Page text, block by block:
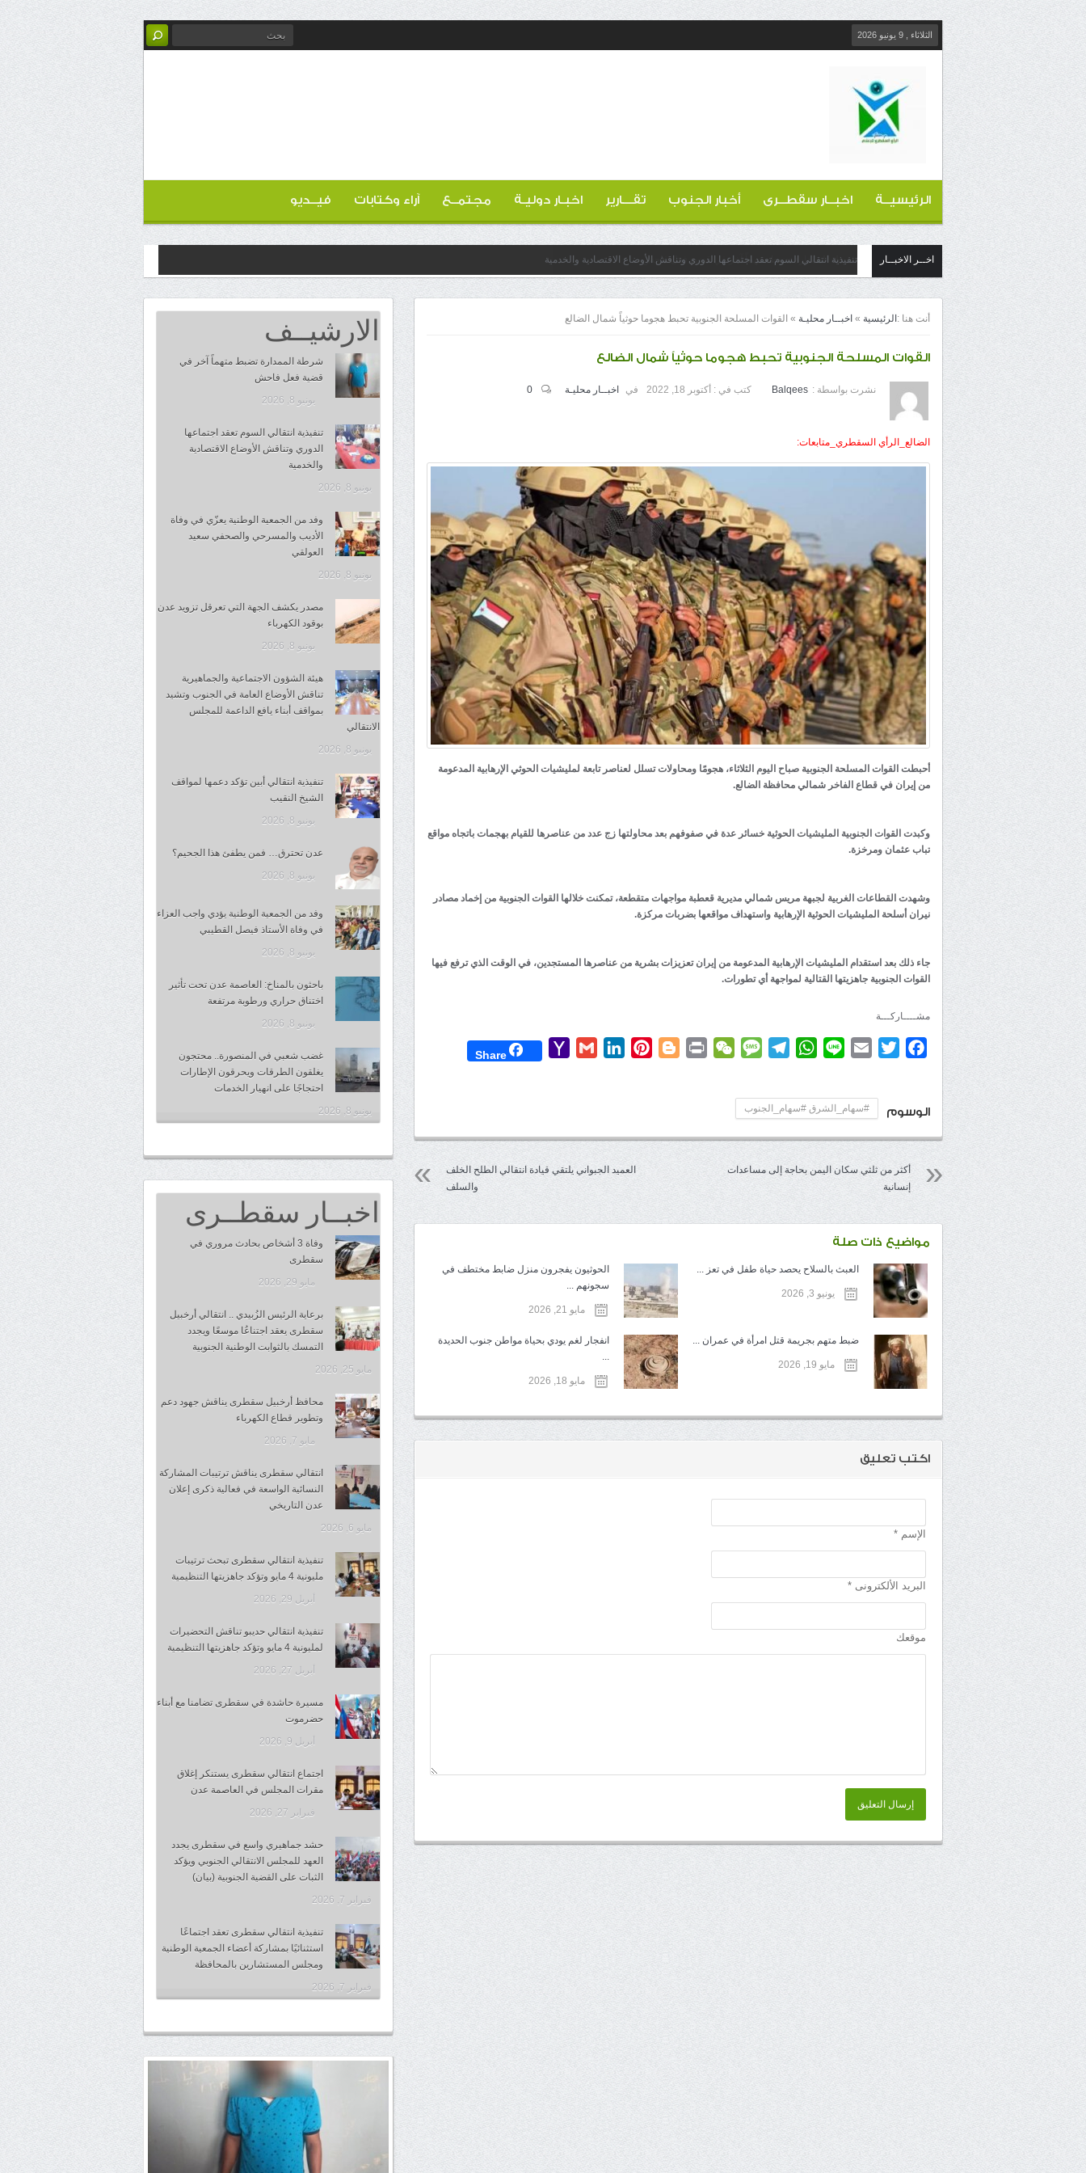
الثلاثاء , 9 يونيو 2026
الرئيسيــة اخبــار سقطــرى أخبار الجنوب تقـــارير اخبـار دوليـة مجتمــع آراء وكتابات فيــديو
اخــر الاخبــار تنفيذية انتقالي السوم تعقد اجتماعها الدوري وتناقش الأوضاع الاقتصادية والخدمية
أنت هنا : الرئيسية » اخبــار محليـة » القوات المسلحة الجنوبية تحبط هجوما حوثياً شمال الضالع
القوات المسلحة الجنوبية تحبط هجوما حوثياً شمال الضالع
نشرت بواسطة : Balqees كتب في : أكتوبر 18, 2022 في اخبــار محليـة 0
الضالع_الرأي السقطري_متابعات:
أحبطت القوات المسلحة الجنوبية صباح اليوم الثلاثاء، هجومًا ومحاولات تسلل لعناصر تابعة لمليشيات الحوثي الإرهابية المدعومة
من إيران في قطاع الفاخر شمالي محافظة الضالع.
وكبدت القوات الجنوبية المليشيات الحوثية خسائر عدة في صفوفهم بعد محاولتها زج عدد من عناصرها للقيام بهجمات باتجاه مواقع
تباب عثمان ومرخزة.
وشهدت القطاعات الغربية لجبهة مريس شمالي مديرية قعطبة مواجهات متقطعة، تمكنت خلالها القوات الجنوبية من إخماد مصادر
نيران أسلحة المليشيات الحوثية الإرهابية واستهداف مواقعها بضربات مركزة.
جاء ذلك بعد استقدام المليشيات الإرهابية المدعومة من إيران تعزيزات بشرية من عناصرها المستجدين، في الوقت الذي ترفع فيها
القوات الجنوبية جاهزيتها القتالية لمواجهة أي تطورات.
مشــــاركـــة
Facebook
Twitter
Email
Line
WhatsApp
Telegram
Message
WeChat
Print
Blogger
Pinterest
LinkedIn
Gmail
Yahoo
Share
الوسوم #سهام_الشرق #سهام_الجنوب
العميد الجبواني يلتقي قيادة انتقالي الطلح الخلف
والسلف
أكثر من ثلثي سكان اليمن بحاجة إلى مساعدات
إنسانية
مواضيع ذات صلة
العبث بالسلاح يحصد حياة طفل في تعز ...
يونيو 3, 2026
الحوثيون يفجرون منزل ضابط مختطف في
سجونهم ...
مايو 21, 2026
ضبط متهم بجريمة قتل امرأة في عمران ...
مايو 19, 2026
انفجار لغم يودي بحياة مواطن جنوب الحديدة
...
مايو 18, 2026
اكتب تعليق
الإسم *
البريد الألكترونى *
موقعك
إرسال التعليق
الارشيــف
شرطة الممدارة تضبط متهماً آخر في
قضية فعل فاحش
يونيو 8, 2026
تنفيذية انتقالي السوم تعقد اجتماعها
الدوري وتناقش الأوضاع الاقتصادية
والخدمية
يونيو 8, 2026
وفد من الجمعية الوطنية يعزّي في وفاة
الأديب والمسرحي والصحفي سعيد
العولقي
يونيو 8, 2026
مصدر يكشف الجهة التي تعرقل تزويد عدن
بوقود الكهرباء
يونيو 8, 2026
هيئة الشؤون الاجتماعية والجماهيرية
تناقش الأوضاع العامة في الجنوب وتشيد
بمواقف أبناء يافع الداعمة للمجلس
الانتقالي
يونيو 8, 2026
تنفيذية انتقالي أبين تؤكد دعمها لمواقف
الشيخ النقيب
يونيو 8, 2026
عدن تحترق… فمن يطفئ هذا الجحيم؟
يونيو 8, 2026
وفد من الجمعية الوطنية يؤدي واجب العزاء
في وفاة الأستاذ فيصل القطيبي
يونيو 8, 2026
باحثون بالمناخ: العاصمة عدن تحت تأثير
اختناق حراري ورطوبة مرتفعة
يونيو 8, 2026
غضب شعبي في المنصورة.. محتجون
يغلقون الطرقات ويحرقون الإطارات
احتجاجًا على انهيار الخدمات
يونيو 8, 2026
اخبــار سقطــرى
وفاة 3 أشخاص بحادث مروري في
سقطرى
مايو 29, 2026
برعاية الرئيس الزُبيدي .. انتقالي أرخبيل
سقطرى يعقد اجتناعُا موسعًا ويجدد
التمسك بالثوابت الوطنية الجنوبية
مايو 25, 2026
محافظ أرخبيل سقطرى يناقش جهود دعم
وتطوير قطاع الكهرباء
مايو 7, 2026
انتقالي سقطرى يناقش ترتيبات المشاركة
النسائية الواسعة في فعالية ذكرى إعلان
عدن التاريخي
مايو 6, 2026
تنفيذية انتقالي سقطرى تبحث ترتيبات
مليونية 4 مايو وتؤكد جاهزيتها التنظيمية
أبريل 29, 2026
تنفيذية انتقالي حديبو تناقش التحضيرات
لمليونية 4 مايو وتؤكد جاهزيتها التنظيمية
أبريل 27, 2026
مسيرة حاشدة في سقطرى تضامنا مع أبناء
حضرموت
أبريل 9, 2026
اجتماع انتقالي سقطرى يستنكر إغلاق
مقرات المجلس في العاصمة عدن
فبراير 27, 2026
حشد جماهيري واسع في سقطرى يجدد
العهد للمجلس الانتقالي الجنوبي ويؤكد
الثبات على القضية الجنوبية (بيان)
فبراير 7, 2026
تنفيذية انتقالي سقطرى تعقد اجتماعًا
استثنائيًا بمشاركة أعضاء الجمعية الوطنية
ومجلس المستشارين بالمحافظة
فبراير 7, 2026